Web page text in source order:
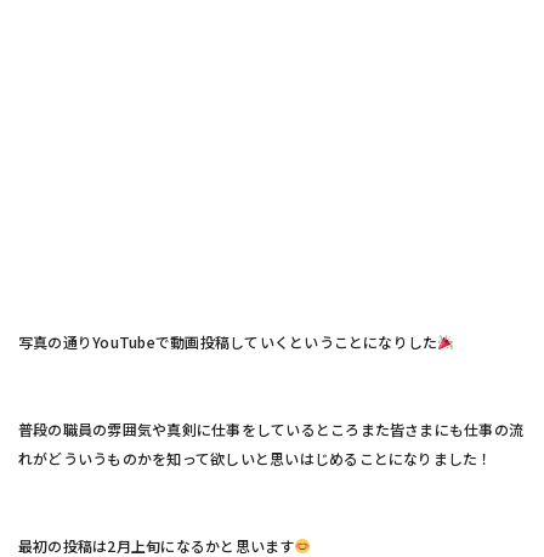
写真の通りYouTubeで動画投稿していくということになりした
普段の職員の雰囲気や真剣に仕事をしているところまた皆さまにも仕事の流
れがどういうものかを知って欲しいと思いはじめることになりました！
最初の投稿は2月上旬になるかと思います